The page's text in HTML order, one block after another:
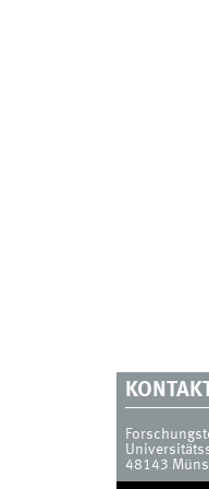
KONTAKT
48143